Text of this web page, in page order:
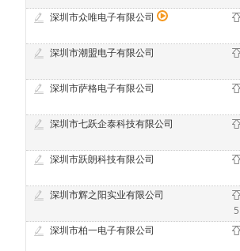
深圳市众唯电子有限公司
深圳市潮盟电子有限公司
深圳市萨格电子有限公司
深圳市七跃企泰科技有限公司
深圳市跃朗科技有限公司
深圳市辉之阳实业有限公司
5
深圳市柏一电子有限公司